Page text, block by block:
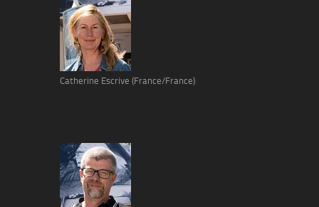
Catherine Escrive (France/France)